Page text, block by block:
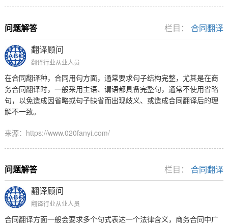
问题解答 栏目：
合同翻译
翻译顾问
翻译行业从业人员
在合同翻译种，合同用句方面，通常要求句子结构完整，尤其是在商
务合同翻译时，一般采用主语、谓语都具备完整句，通常不使用省略
句，以免造成因省略或句子缺省而出现歧义、或造成合同翻译后的理
解不一致。
来源：https://www.020fanyi.com/
问题解答 栏目：
合同翻译
翻译顾问
翻译行业从业人员
合同翻译方面一般会要求多个句式表达一个法律含义，商务合同中广